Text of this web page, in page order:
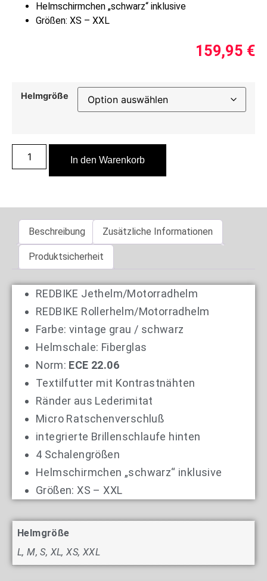
Helmschirmchen „schwarz“ inklusive
Größen: XS – XXL
159,95 €
Helmgröße
In den Warenkorb
Beschreibung Zusätzliche Informationen
Produktsicherheit
REDBIKE Jethelm/Motorradhelm
REDBIKE Rollerhelm/Motorradhelm
Farbe: vintage grau / schwarz
Helmschale: Fiberglas
Norm: ECE 22.06
Textilfutter mit Kontrastnähten
Ränder aus Lederimitat
Micro Ratschenverschluß
integrierte Brillenschlaufe hinten
4 Schalengrößen
Helmschirmchen „schwarz“ inklusive
Größen: XS – XXL
Helmgröße
L, M, S, XL, XS, XXL